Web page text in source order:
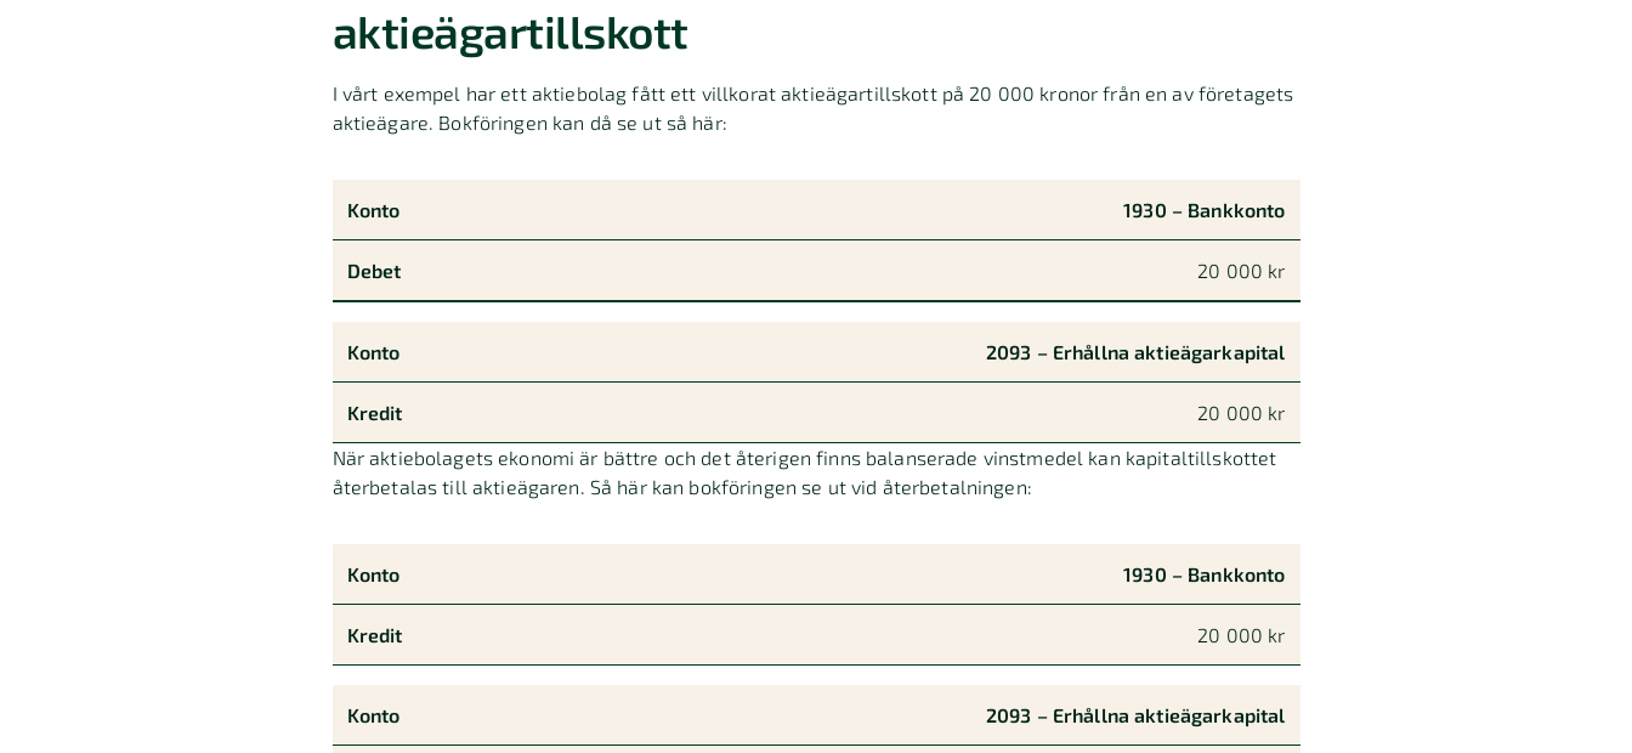
aktieägartillskott
I vårt exempel har ett aktiebolag fått ett villkorat aktieägartillskott på 20 000 kronor från en av företagets
aktieägare. Bokföringen kan då se ut så här:
1930 – Bankkonto
20 000 kr
2093 – Erhållna aktieägarkapital
20 000 kr
När aktiebolagets ekonomi är bättre och det återigen finns balanserade vinstmedel kan kapitaltillskottet
återbetalas till aktieägaren. Så här kan bokföringen se ut vid återbetalningen:
1930 – Bankkonto
20 000 kr
2093 – Erhållna aktieägarkapital